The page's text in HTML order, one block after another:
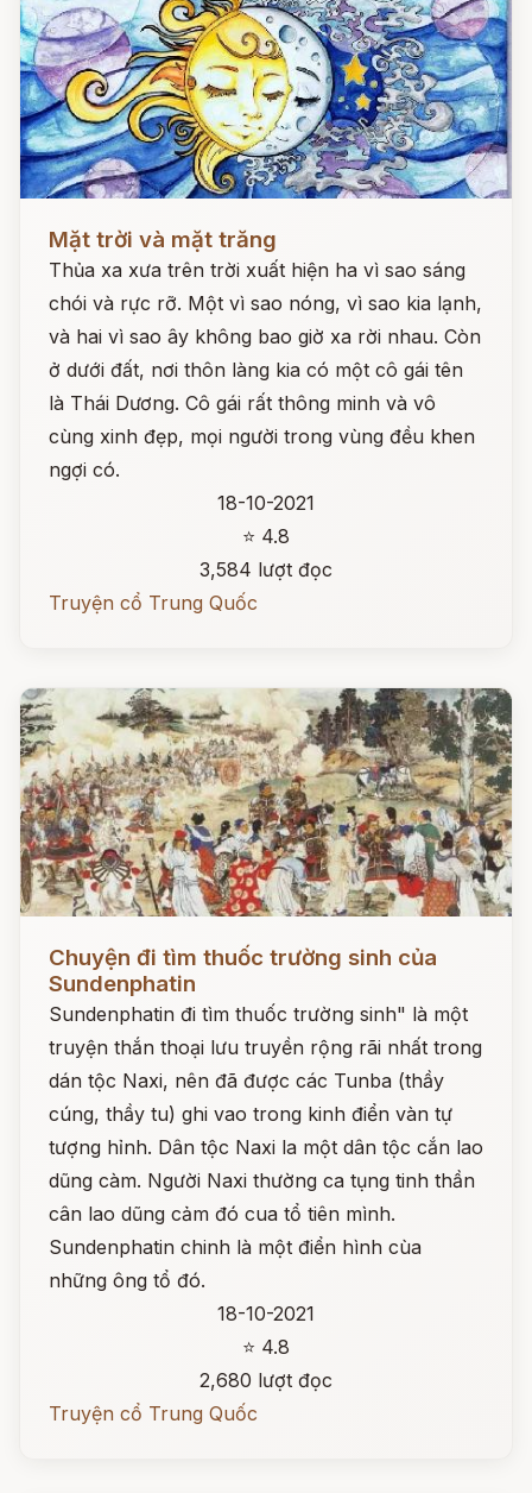
Mặt trời và mặt trăng
Thủa xa xưa trên trời xuất hiện ha vì sao sáng
chói và rực rỡ. Một vì sao nóng, vì sao kia lạnh,
và hai vì sao ây không bao giờ xa rời nhau. Còn
ở dưới đất, nơi thôn làng kia có một cô gái tên
là Thái Dương. Cô gái rất thông minh và vô
cùng xinh đẹp, mọi người trong vùng đều khen
ngợi có.
18-10-2021
⭐ 4.8
3,584 lượt đọc
Truyện cổ Trung Quốc
Chuyện đi tìm thuốc trường sinh của
Sundenphatin
Sundenphatin đi tìm thuốc trường sinh" là một
truyện thắn thoại lưu truyền rộng rãi nhất trong
dán tộc Naxi, nên đã được các Tunba (thầy
cúng, thầy tu) ghi vao trong kinh điển vàn tự
tượng hỉnh. Dân tộc Naxi la một dân tộc cắn lao
dũng càm. Người Naxi thường ca tụng tinh thần
cân lao dũng cảm đó cua tổ tiên mình.
Sundenphatin chinh là một điển hình cùa
những ông tổ đó.
18-10-2021
⭐ 4.8
2,680 lượt đọc
Truyện cổ Trung Quốc